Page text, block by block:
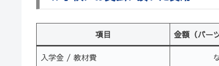
項目 金額（バー
入学金 / 教材費